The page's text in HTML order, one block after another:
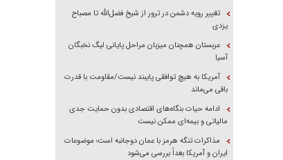
تغییر رویه دشمن در ترور از شیخ فضل‌الله تا مصباح
یزدی
عربستان همچنان میزبان مراحل پایانی لیگ نخبگان
آسیا
آمریکا به هیچ توافقی پایبند نیست/مقاومت با قدرت
باقی می‌ماند
ادامه حیات بنگاه‌های اقتصادی بدون حمایت جدی
مالیاتی و بیمه‌ای ممکن نیست
مذاکرات تنگه هرمز با عمان دوجانبه است؛ موضوعات
ایران و آمریکا بعداً بررسی می‌شود